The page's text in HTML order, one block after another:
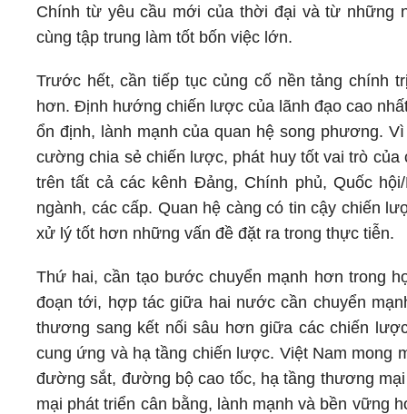
Chính từ yêu cầu mới của thời đại và từ những
cùng tập trung làm tốt bốn việc lớn.
Trước hết, cần tiếp tục củng cố nền tảng chính
hơn. Định hướng chiến lược của lãnh đạo cao
ổn định, lành mạnh của quan hệ song phương.
cường chia sẻ chiến lược, phát huy tốt vai trò
trên tất cả các kênh Đảng, Chính phủ, Quốc
ngành, các cấp. Quan hệ càng có tin cậy chiến
xử lý tốt hơn những vấn đề đặt ra trong thực tiễn.
Thứ hai, cần tạo bước chuyển mạnh hơn trong
đoạn tới, hợp tác giữa hai nước cần chuyển
thương sang kết nối sâu hơn giữa các chiến
cung ứng và hạ tầng chiến lược. Việt Nam mong
đường sắt, đường bộ cao tốc, hạ tầng thương
mại phát triển cân bằng, lành mạnh và bền vững